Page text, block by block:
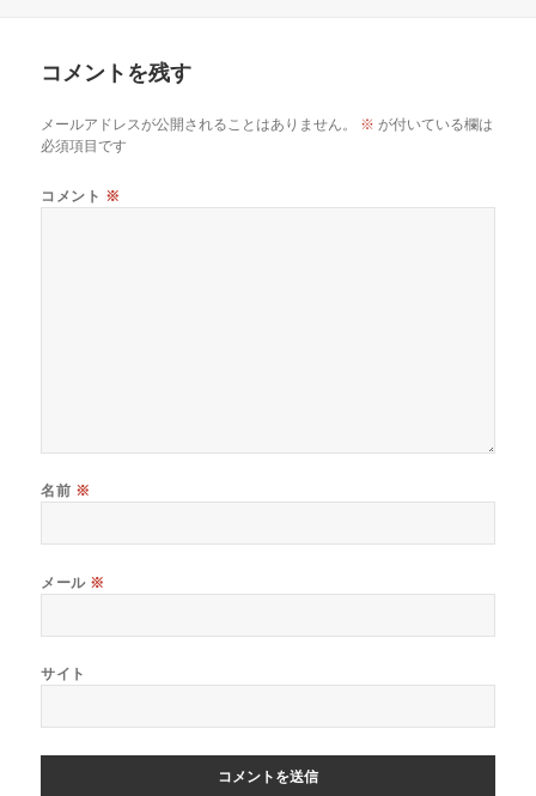
コメントを残す
メールアドレスが公開されることはありません。 ※ が付いている欄は
必須項目です
コメント ※
名前 ※
メール ※
サイト